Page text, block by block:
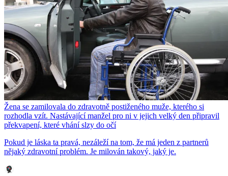
Žena se zamilovala do zdravotně postiženého muže, kterého si
rozhodla vzít. Nastávající manžel pro ni v jejich velký den připravil
překvapení, které vhání slzy do očí
Pokud je láska ta pravá, nezáleží na tom, že má jeden z partnerů
nějaký zdravotní problém. Je milován takový, jaký je.